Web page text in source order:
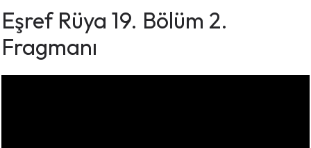
Eşref Rüya 19. Bölüm 2.
Fragmanı